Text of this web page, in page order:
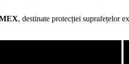
, destinate protecției suprafețelor